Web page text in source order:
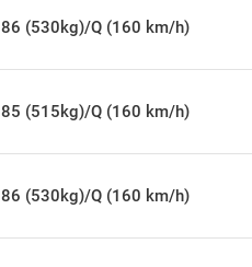
86 (530kg)/Q (160 km/h)
85 (515kg)/Q (160 km/h)
86 (530kg)/Q (160 km/h)